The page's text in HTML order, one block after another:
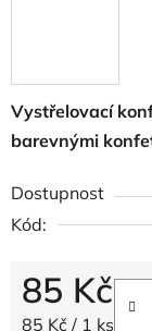
Vystřelovací
barevnými
Dostupnost
Kód:
85 Kč
Měrná cena:
85 Kč / 1 ks